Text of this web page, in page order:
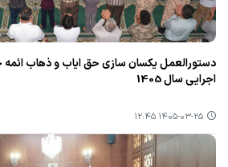
دستورالعمل یکسان سازی حق ایاب و ذهاب ائمه
اجرایی سال 1405
۱۴۰۵-۰۳-۲۵ ۱۲:۴۵